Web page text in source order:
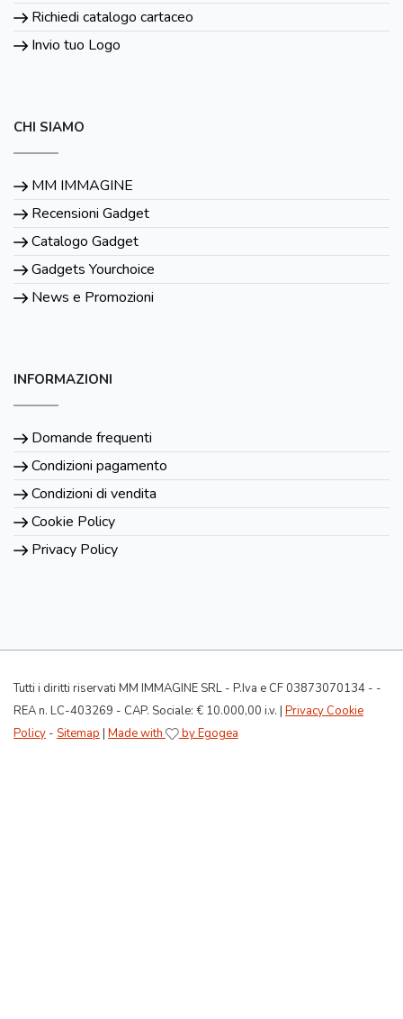
Richiedi catalogo cartaceo
Invio tuo Logo
CHI SIAMO
MM IMMAGINE
Recensioni Gadget
Catalogo Gadget
Gadgets Yourchoice
News e Promozioni
INFORMAZIONI
Domande frequenti
Condizioni pagamento
Condizioni di vendita
Cookie Policy
Privacy Policy
Tutti i diritti riservati MM IMMAGINE SRL - P.Iva e CF 03873070134 - -
REA n. LC-403269 - CAP. Sociale: € 10.000,00 i.v. | Privacy Cookie
Policy - Sitemap | Made with by Egogea